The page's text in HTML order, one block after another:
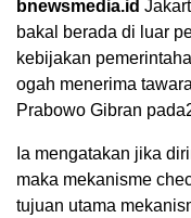
bnewsmedia.id
bakal berada di luar
kebijakan
ogah menerima
Prabowo Gibran
Ia mengatakan jika
maka mekanisme
tujuan utama